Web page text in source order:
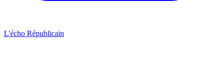
L'écho Républicain